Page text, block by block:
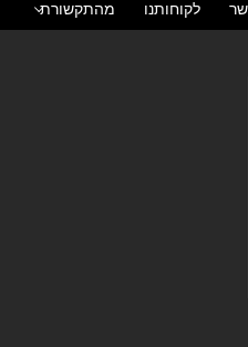
מהתקשורת לקוחותנו